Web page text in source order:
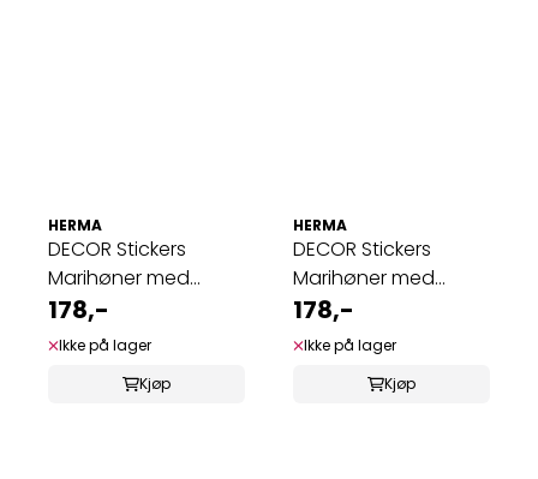
HERMA
DECOR Stickers
Marihøner med
sølvpreg, 2 ark (10 ...
178,-
Ikke på lager
Kjøp
HERMA
DECOR Stickers
Marihøner med
blomster, 3 ark (10 ...
178,-
Ikke på lager
Kjøp